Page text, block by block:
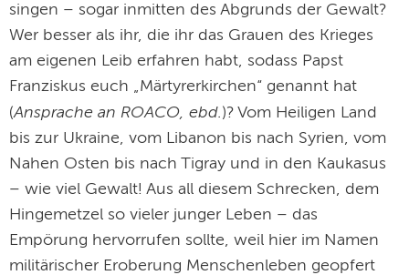
singen – sogar inmitten des Abgrunds der Gewalt?
Wer besser als ihr, die ihr das Grauen des Krieges
am eigenen Leib erfahren habt, sodass Papst
Franziskus euch „Märtyrerkirchen“ genannt hat
(Ansprache an ROACO, ebd.)? Vom Heiligen Land
bis zur Ukraine, vom Libanon bis nach Syrien, vom
Nahen Osten bis nach Tigray und in den Kaukasus
– wie viel Gewalt! Aus all diesem Schrecken, dem
Hingemetzel so vieler junger Leben – das
Empörung hervorrufen sollte, weil hier im Namen
militärischer Eroberung Menschenleben geopfert